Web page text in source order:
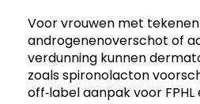
Voor vrouwen met
androgenenoverschot of
verdunning kunnen
zoals spironolacton
off‑label aanpak voor